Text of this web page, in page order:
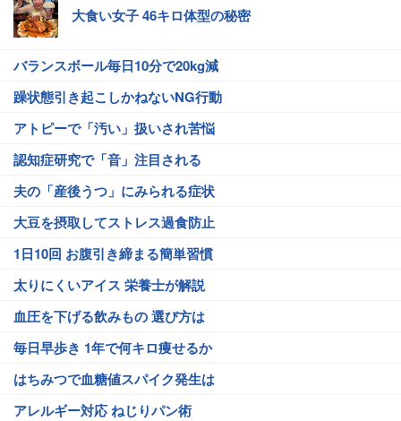
大食い女子 46キロ体型の秘密
バランスボール毎日10分で20kg減
躁状態引き起こしかねないNG行動
アトピーで「汚い」扱いされ苦悩
認知症研究で「音」注目される
夫の「産後うつ」にみられる症状
大豆を摂取してストレス過食防止
1日10回 お腹引き締まる簡単習慣
太りにくいアイス 栄養士が解説
血圧を下げる飲みもの 選び方は
毎日早歩き 1年で何キロ痩せるか
はちみつで血糖値スパイク発生は
アレルギー対応 ねじりパン術